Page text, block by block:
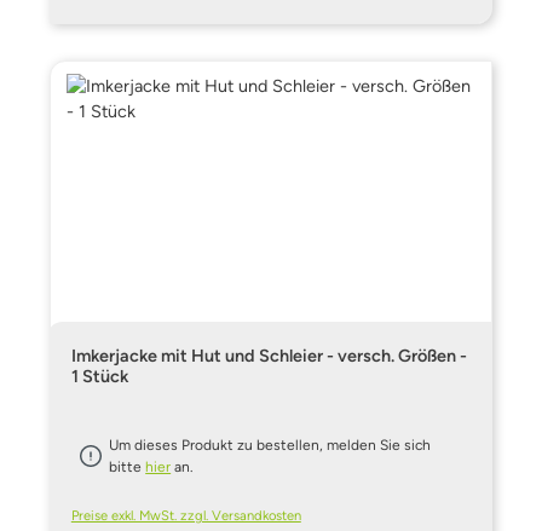
Imkerjacke mit Hut und Schleier - versch. Größen -
1 Stück
Um dieses Produkt zu bestellen, melden Sie sich
bittehier an.
Preise exkl. MwSt. zzgl. Versandkosten